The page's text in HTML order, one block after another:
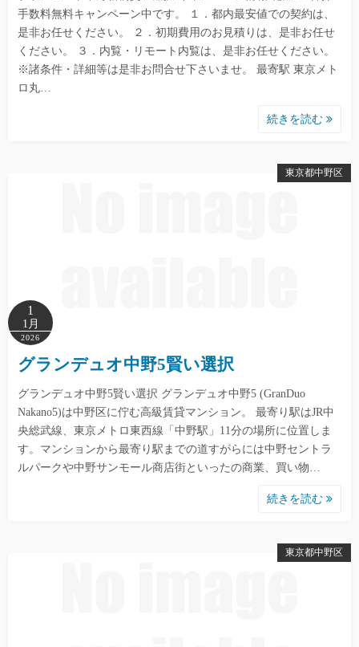
手数料無料キャンペーン中です。 １．都内最安値での契約は、
是非お任せください。 ２．初期費用のお見積りは、是非お任せ
ください。 ３．内覧・リモート内覧は、是非お任せください。
※諸条件・詳細等は是非お問合せ下さいませ。 最寄駅 東京メト
ロ丸…
続きを読む
東京都中野区
1
1月
2026
グランデュオ中野5賢い選択
グランデュオ中野5賢い選択 グランデュオ中野5 (GranDuo
Nakano5)は中野区に佇む高級賃貸マンション。 最寄り駅はJR中
央総武線、東京メトロ東西線「中野駅」11分の場所に位置しま
す。マンションから最寄り駅までの道すがらには中野セントラ
ルパークや中野サンモール商店街といったの商業、買い物…
続きを読む
東京都中野区